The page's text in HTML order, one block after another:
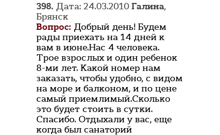
398. Дата: 24.03.2010 Галина,
Брянск
Вопрос: Добрый день! Будем
рады приехать на 14 дней к
вам в июне.Нас 4 человека.
Трое взрослых и один ребенок
8-ми лет. Какой номер нам
заказать, чтобы удобно, с видом
на море и балконом, и по цене
самый приемлимый.Сколько
это будет стоить в сутки.
Спасибо. Отдыхали у вас, еще
когда был санаторий